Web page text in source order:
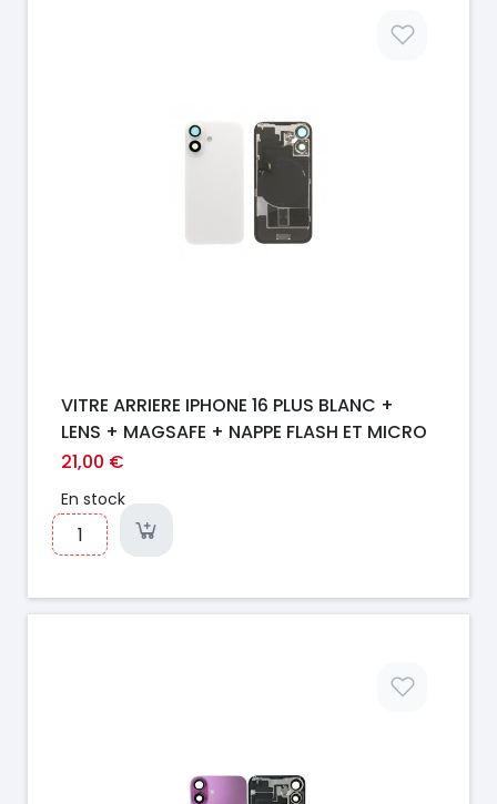
VITRE ARRIERE IPHONE 16 PLUS BLANC +
LENS + MAGSAFE + NAPPE FLASH ET MICRO
21,00 €
En stock